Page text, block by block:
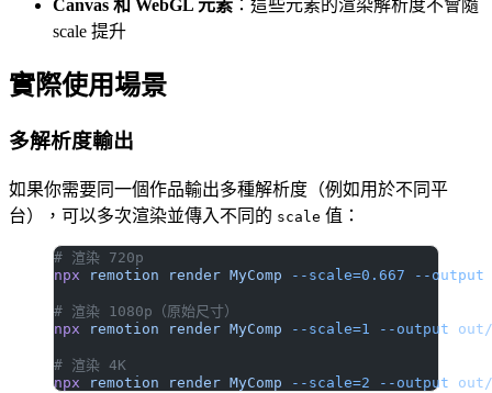
Canvas 和 WebGL 元素 ：這些元素的渲染解析度不會隨
scale 提升
實際使用場景
多解析度輸出
如果你需要同一個作品輸出多種解析度（例如用於不同平
台），可以多次渲染並傳入不同的 scale 值：
# 渲染 720p
npx remotion render MyComp --scale=0.667 --output
# 渲染 1080p（原始尺寸）
npx remotion render MyComp --scale=1 --output out/
# 渲染 4K
npx remotion render MyComp --scale=2 --output out/